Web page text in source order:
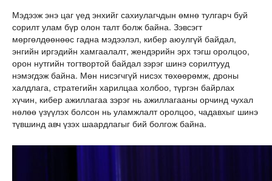
Мэдээж энэ цаг үед энхийг сахиулагчдын өмнө тулгарч буй
сорилт улам бүр олон талт болж байна. Зэвсэгт
мөргөлдөөнөөс гадна мэдээлэл, кибер аюулгүй байдал,
энгийн иргэдийн хамгаалалт, жендэрийн эрх тэгш оролцоо,
орон нутгийн тогтвортой байдал зэрэг шинэ сорилтууд
нэмэгдэж байна. Мөн нисэгчгүй нисэх төхөөрөмж, дроны
халдлага, стратегийн харилцаа холбоо, түргэн байрлах
хүчин, кибер ажиллагаа зэрэг нь ажиллагааны орчинд чухал
нөлөө үзүүлэх болсон нь уламжлалт оролцоо, чадавхыг шинэ
түвшинд авч үзэх шаардлагыг бий болгож байна.